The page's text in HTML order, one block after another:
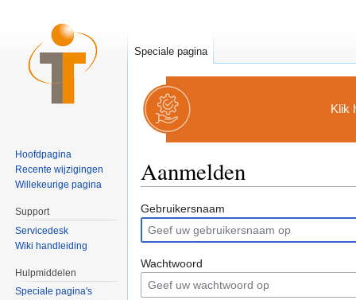
Klik
Aanmelden
Gebruikersnaam
Wachtwoord
Speciale pagina
Hoofdpagina
Recente wijzigingen
Willekeurige pagina
Support
Servicedesk
Wiki handleiding
Hulpmiddelen
Speciale pagina's